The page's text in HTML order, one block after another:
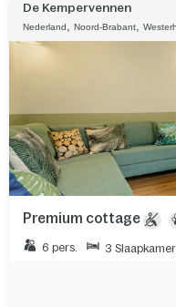
De Kempervennen
Nederland, Noord-Brabant,
Premium cottage
6 pers. 3